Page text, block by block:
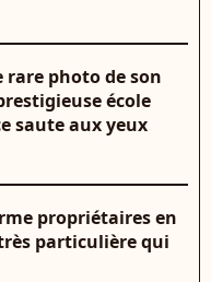
photo de son
école
saute aux yeux
propriétaires en
particulière qui